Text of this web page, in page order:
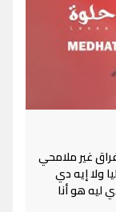
غير ملامحي
ولا إيه دي
ليه هو أنا